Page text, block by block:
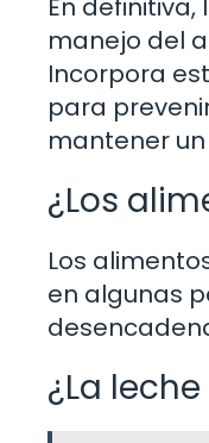
En
manejo del
Incorpora
para
mantener
¿Los
Los
en algunas
¿La